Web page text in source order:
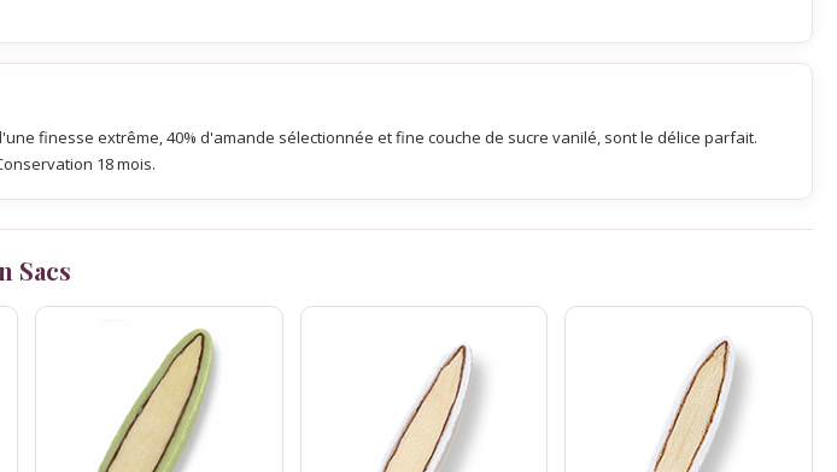
finesse extrême, 40% d'amande sélectionnée et fine couche de sucre vanilé, sont le délice parfait.
18 mois.
Sacs